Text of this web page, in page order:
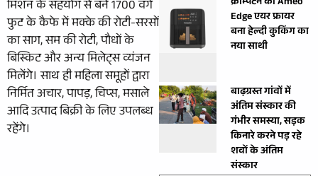
मिशन के सहयोग से बने 1700 वर्ग
फुट के कैफे में मक्के की रोटी-सरसों
का साग, सम की रोटी, पौधों के
बिस्किट और अन्य मिलेट्स व्यंजन
मिलेंगे। साथ ही महिला समूहों द्वारा
निर्मित अचार, पापड़, चिप्स, मसाले
आदि उत्पाद बिक्री के लिए उपलब्ध
रहेंगे।
Edge एयर फ्रायर
बना हेल्दी कुकिंग का
नया साथी
बाढ़ग्रस्त गांवों में
अंतिम संस्कार की
गंभीर समस्या, सड़क
किनारे करने पड़ रहे
शवों के अंतिम
संस्कार